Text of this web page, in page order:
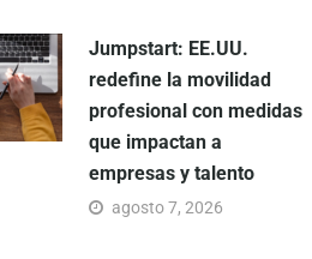
Jumpstart: EE.UU.
redefine la movilidad
profesional con medidas
que impactan a
empresas y talento
agosto 7, 2026